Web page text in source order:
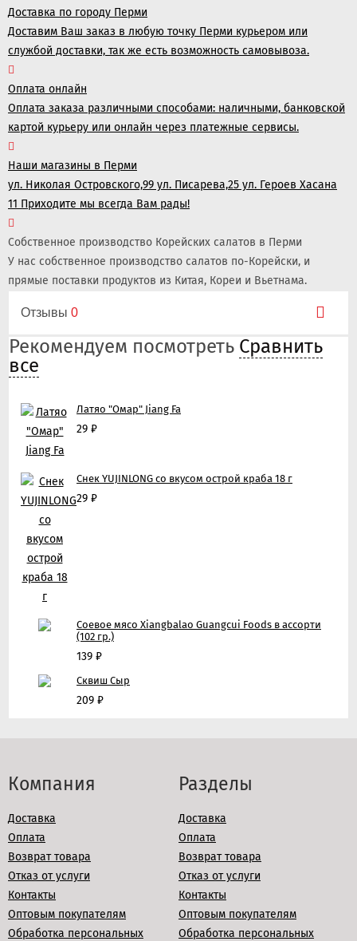
Доставка по городу Перми
Доставим Ваш заказ в любую точку Перми курьером или
службой доставки, так же есть возможность самовывоза.
Оплата онлайн
Оплата заказа различными способами: наличными, банковской
картой курьеру или онлайн через платежные сервисы.
Наши магазины в Перми
ул. Николая Островского,99 ул. Писарева,25 ул. Героев Хасана
11 Приходите мы всегда Вам рады!
Собственное производство Корейских салатов в Перми
У нас собственное производство салатов по-Корейски, и
прямые поставки продуктов из Китая, Кореи и Вьетнама.
Отзывы 0
Рекомендуем посмотреть Сравнить
все
Латяо "Омар" Jiang Fa
29 ₽
Снек YUJINLONG со вкусом острой краба 18 г
29 ₽
Соевое мясо Xiangbalao Guangcui Foods в ассорти
(102 гр.)
139 ₽
Сквиш Сыр
209 ₽
Компания
Доставка
Оплата
Возврат товара
Отказ от услуги
Контакты
Оптовым покупателям
Обработка персональных
Разделы
Доставка
Оплата
Возврат товара
Отказ от услуги
Контакты
Оптовым покупателям
Обработка персональных